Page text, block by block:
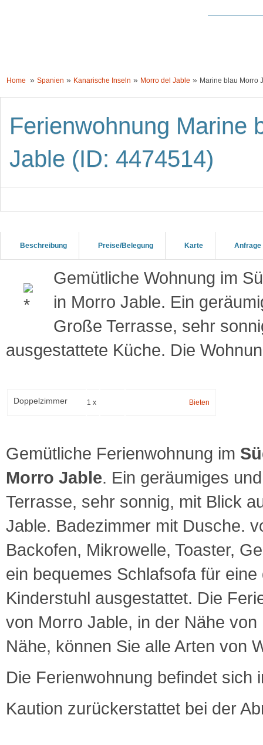
Home » Spanien » Kanarische Inseln » Morro del Jable » Marine blau Morro
Ferienwohnung Marine
Jable (ID: 4474514)
Beschreibung Preise/Belegung Karte Anfrage
Gemütliche Wohnung im
in Morro Jable. Ein
Große Terrasse, sehr
ausgestattete Küche. Die
Doppelzimmer 1 x Bieten
Gemütliche Ferienwohnung im
Morro Jable. Ein geräumiges
Terrasse, sehr sonnig, mit Blick
Jable. Badezimmer mit Dusche.
Backofen, Mikrowelle, Toaster,
ein bequemes Schlafsofa für
Kinderstuhl ausgestattet. Die
von Morro Jable, in der Nähe
Nähe, können Sie alle Arten von
Die Ferienwohnung befindet sich
Kaution zurückerstattet bei der